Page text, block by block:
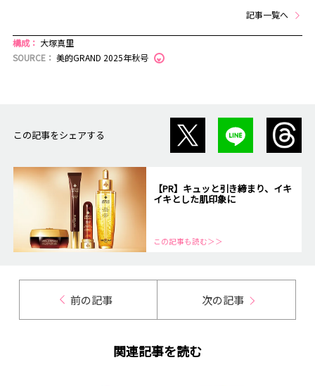
記事一覧へ
構成： 大塚真里
SOURCE： 美的GRAND 2025年秋号
この記事をシェアする
【PR】キュッと引き締まり、イキ
イキとした肌印象に
この記事も読む＞＞
前の記事 次の記事
関連記事を読む